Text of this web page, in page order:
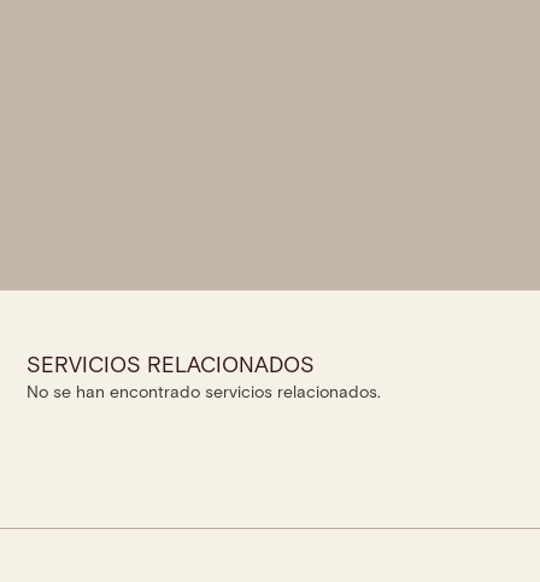
SERVICIOS RELACIONADOS
No se han encontrado servicios relacionados.